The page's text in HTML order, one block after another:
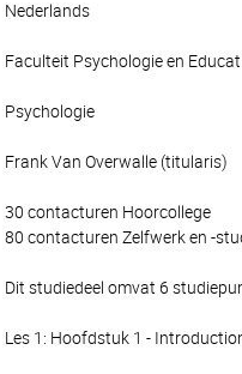
Nederlands
Faculteit Psychologie en
Psychologie
Frank Van Overwalle (titularis)
30 contacturen Hoorcollege
80 contacturen Zelfwerk en -
Dit studiedeel omvat 6
Les 1: Hoofdstuk 1 -